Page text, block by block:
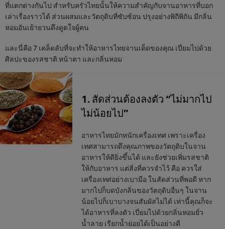
ที่แตกต่างกันไป สำหรับครัวไทยนั้นให้ความสำคัญกับจานอาหารที่บอก
เล่าเรื่องราวได้ ส่วนผสมและวัตถุดิบที่ซับซ้อน ปรุงอย่างพิถีพิถัน มีกลิ่น
หอมอันเย้ายวนดึงดูดใจผู้คน
และนี่คือ 7 เคล็ดลับที่จะทำให้อาหารไทยจานเด็ดของคุณ เปี่ยมไปด้วย
ศิลปะของรสชาติ หน้าตา และกลิ่นหอม
1. สัดส่วนต้องลงตัว “ไม่มากไป
ไม่น้อยไป”
อาหารไทยมักหนักเครื่องเทศ เพราะเครื่อง
เทศสามารถดึงคุณภาพของวัตถุดิบในจาน
อาหารให้ดียิ่งขึ้นได้ และยังช่วยเพิ่มรสชาติ
ให้กับอาหาร แต่สิ่งที่ควรจำไว้ คือ ควรใส่
เครื่องเทศอย่างเบามือ ในสัดส่วนที่พอดี หาก
มากไปก็บดบังกลิ่นของวัตถุดิบอื่นๆ ในจาน
น้อยไปก็เบาบางจนสัมผัสไม่ได้ เท่านี้คุณก็จะ
ได้อาหารที่ลงตัว เปี่ยมไปด้วยกลิ่นหอมยั่ว
น้ำลาย เรียกน้ำย่อยได้เป็นอย่างดี